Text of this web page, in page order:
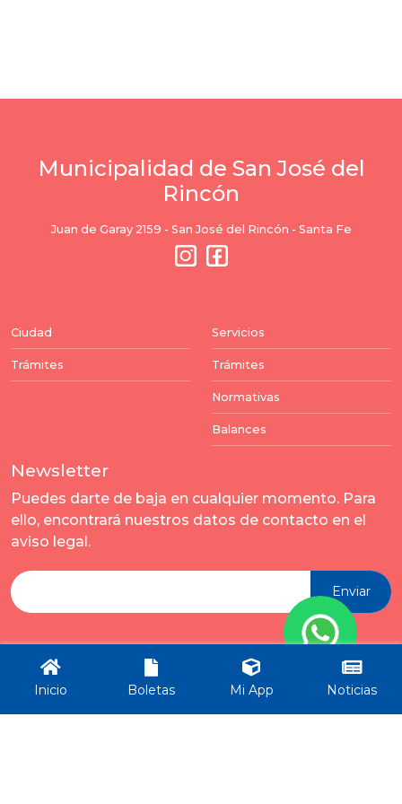
Municipalidad de San José del
Rincón
Juan de Garay 2159 - San José del Rincón - Santa Fe
Ciudad
Trámites
Servicios
Trámites
Normativas
Balances
Newsletter
Puedes darte de baja en cualquier momento. Para
ello, encontrará nuestros datos de contacto en el
aviso legal.
Enviar
Inicio Boletas Mi App Noticias